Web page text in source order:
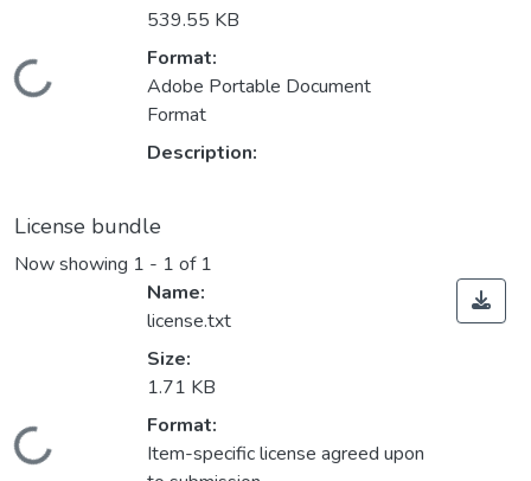
Loading...
539.55 KB
Format:
Adobe Portable Document
Format
Description:
License bundle
Now showing 1 - 1 of 1
Loading...
Name:
license.txt
Size:
1.71 KB
Format:
Item-specific license agreed upon